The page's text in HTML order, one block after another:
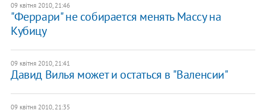
09 квітня 2010, 21:46
"Феррари" не собирается менять Массу на
Кубицу
09 квітня 2010, 21:41
Давид Вилья может и остаться в "Валенсии"
09 квітня 2010, 21:35